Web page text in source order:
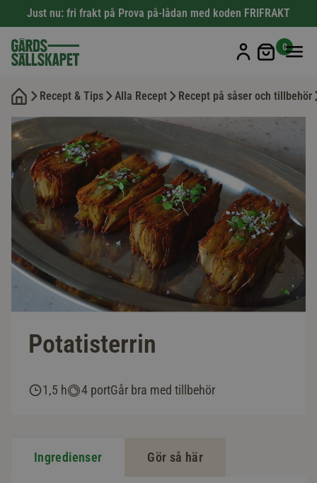
Just nu: fri frakt på Prova på-lådan med koden FRIFRAKT
Min
0
Recept & Tips Alla Recept Recept på såser och tillbehör
Potatisterrin
1,5 h 4 portGår bra med tillbehör
Ingredienser Gör så här